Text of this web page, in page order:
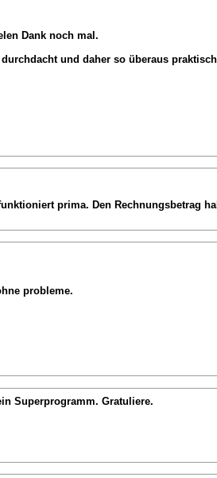
Dank noch mal.
und daher so überaus
prima. Den Rechnungsbetrag
probleme.
Superprogramm. Gratuliere.